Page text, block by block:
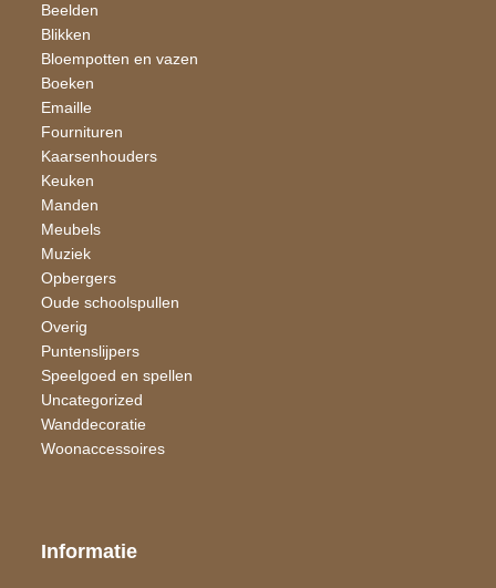
Beelden
Blikken
Bloempotten en vazen
Boeken
Emaille
Fournituren
Kaarsen​houders
Keuken
Manden
Meubels
Muziek
Opbergers
Oude schoolspullen
Overig
Puntenslijpers
Speelgoed en spellen
Uncategorized
Wand​decoratie
Woon​accessoires
Informatie